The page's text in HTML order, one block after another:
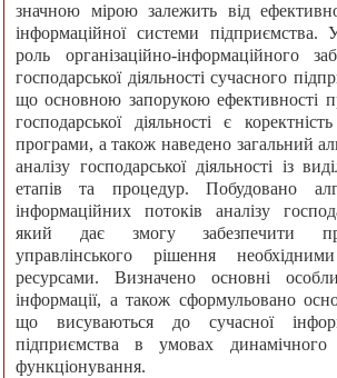
значною мірою залежить від
інформаційної системи підприємства.
роль організаційно-інформаційного
господарської діяльності сучасного
що основною запорукою ефективності
господарської діяльності є
програми, а також наведено загальний
аналізу господарської діяльності із
етапів та процедур. Побудовано
інформаційних потоків аналізу
який дає змогу забезпечити
управлінського рішення
ресурсами. Визначено основні
інформації, а також сформульовано
що висуваються до сучасної
підприємства в умовах
функціонування.